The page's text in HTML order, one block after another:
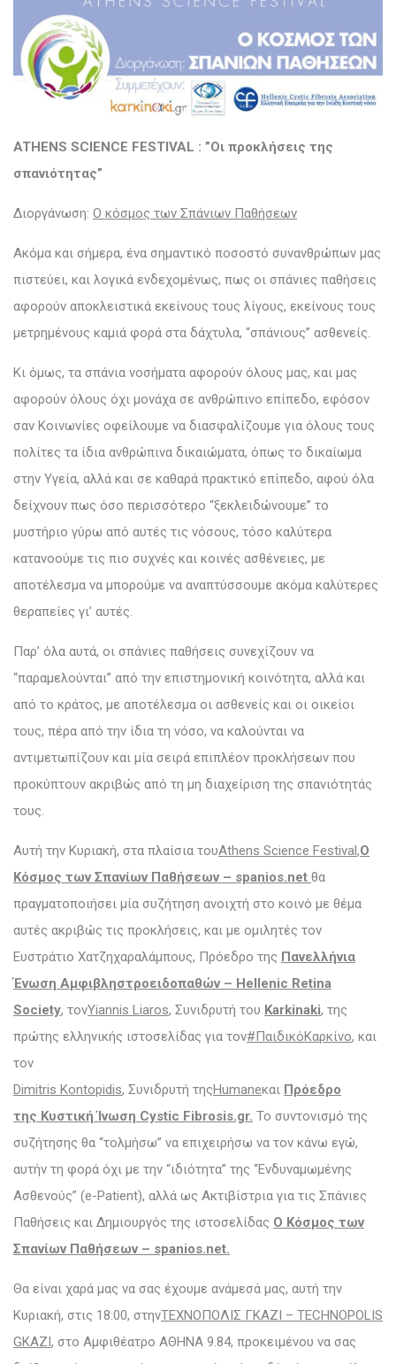
ATHENS SCIENCE FESTIVAL : ”Οι προκλήσεις της
σπανιότητας”
Διοργάνωση: O κόσμος των Σπάνιων Παθήσεων
Ακόμα και σήμερα, ένα σημαντικό ποσοστό συνανθρώπων μας
πιστεύει, και λογικά ενδεχομένως, πως οι σπάνιες παθήσεις
αφορούν αποκλειστικά εκείνους τους λίγους, εκείνους τους
μετρημένους καμιά φορά στα δάχτυλα, “σπάνιους” ασθενείς.
Κι όμως, τα σπάνια νοσήματα αφορούν όλους μας, και μας
αφορούν όλους όχι μονάχα σε ανθρώπινο επίπεδο, εφόσον
σαν Κοινωνίες οφείλουμε να διασφαλίζουμε για όλους τους
πολίτες τα ίδια ανθρώπινα δικαιώματα, όπως το δικαίωμα
στην Υγεία, αλλά και σε καθαρά πρακτικό επίπεδο, αφού όλα
δείχνουν πως όσο περισσότερο “ξεκλειδώνουμε” το
μυστήριο γύρω από αυτές τις νόσους, τόσο καλύτερα
κατανοούμε τις πιο συχνές και κοινές ασθένειες, με
αποτέλεσμα να μπορούμε να αναπτύσσουμε ακόμα καλύτερες
θεραπείες γι’ αυτές.
Παρ’ όλα αυτά, οι σπάνιες παθήσεις συνεχίζουν να
“παραμελούνται” από την επιστημονική κοινότητα, αλλά και
από το κράτος, με αποτέλεσμα οι ασθενείς και οι οικείοι
τους, πέρα από την ίδια τη νόσο, να καλούνται να
αντιμετωπίζουν και μία σειρά επιπλέον προκλήσεων που
προκύπτουν ακριβώς από τη μη διαχείριση της σπανιότητάς
τους.
Αυτή την Κυριακή, στα πλαίσια τουAthens Science Festival,Ο
Κόσμος των Σπανίων Παθήσεων – spanios.net θα
πραγματοποιήσει μία συζήτηση ανοιχτή στο κοινό με θέμα
αυτές ακριβώς τις προκλήσεις, και με ομιλητές τον
Ευστράτιο Χατζηχαραλάμπους, Πρόεδρο της Πανελλήνια
Ένωση Αμφιβληστροειδοπαθών – Hellenic Retina
Society, τονYiannis Liaros, Συνιδρυτή του Karkinaki, της
πρώτης ελληνικής ιστοσελίδας για τον‪#‎ΠαιδικόΚαρκίνο, και
τον
Dimitris Kontopidis, Συνιδρυτή τηςHumaneκαι Πρόεδρο
της Κυστική Ίνωση Cystic Fibrosis.gr. Το συντονισμό της
συζήτησης θα “τολμήσω” να επιχειρήσω να τον κάνω εγώ,
αυτήν τη φορά όχι με την “ιδιότητα” της “Ενδυναμωμένης
Ασθενούς” (e-Patient), αλλά ως Ακτιβίστρια για τις Σπάνιες
Παθήσεις και Δημιουργός της ιστοσελίδας Ο Κόσμος των
Σπανίων Παθήσεων – spanios.net.
Θα είναι χαρά μας να σας έχουμε ανάμεσά μας, αυτή την
Κυριακή, στις 18:00, στηνΤΕΧΝΟΠΟΛΙΣ ΓΚΑΖΙ – TECHNOPOLIS
GKAZI, στο Αμφιθέατρο ΑΘΗΝΑ 9.84, προκειμένου να σας